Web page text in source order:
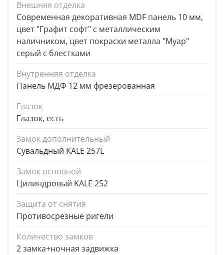
Внешняя отделка
Современная декоративная MDF панель 10 мм,
цвет "Графит софт" с металлическим
наличником, цвет покраски металла "Муар"
серый с блестками
Внутренняя отделка
Панель МДФ 12 мм фрезерованная
Глазок
Глазок, есть
Замок дополнительный
Сувальдный KALE 257L
Замок основной
Цилиндровый KALE 252
Защита от снятия
Противосрезные ригели
Количество замков
2 замка+ночная задвижка